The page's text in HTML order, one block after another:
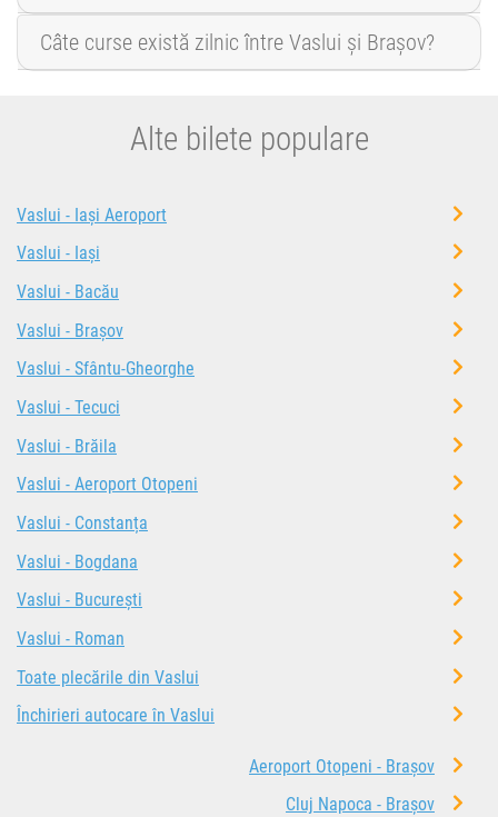
Câte curse există zilnic între Vaslui și Brașov?
Alte bilete populare
Vaslui - Iași Aeroport
Vaslui - Iași
Vaslui - Bacău
Vaslui - Brașov
Vaslui - Sfântu-Gheorghe
Vaslui - Tecuci
Vaslui - Brăila
Vaslui - Aeroport Otopeni
Vaslui - Constanța
Vaslui - Bogdana
Vaslui - București
Vaslui - Roman
Toate plecările din Vaslui
Închirieri autocare în Vaslui
Aeroport Otopeni - Brașov
Cluj Napoca - Brașov